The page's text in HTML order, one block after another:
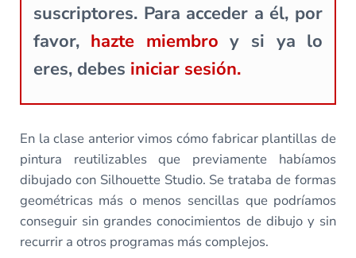
suscriptores. Para acceder a él, por
favor, hazte miembro y si ya lo
eres, debes iniciar sesión.
En la clase anterior vimos cómo fabricar plantillas de
pintura reutilizables que previamente habíamos
dibujado con Silhouette Studio. Se trataba de formas
geométricas más o menos sencillas que podríamos
conseguir sin grandes conocimientos de dibujo y sin
recurrir a otros programas más complejos.